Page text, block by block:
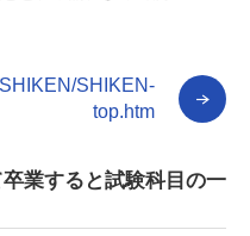
SHIKEN-
top.htm
業すると試験科目の一